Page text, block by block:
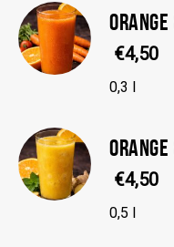
€4,50
0,3 l
€4,50
0,5 l